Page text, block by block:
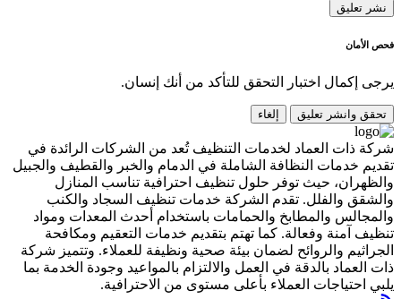
نشر تعليق
فحص الأمان
يرجى إكمال اختبار التحقق للتأكد من أنك إنسان.
تحقق وانشر تعليق إلغاء
شركة ذات العماد لخدمات التنظيف تُعد من الشركات الرائدة في
تقديم خدمات النظافة الشاملة في الدمام والخبر والقطيف والجبيل
والظهران، حيث توفر حلول تنظيف احترافية تناسب المنازل
والشقق والفلل. تقدم الشركة خدمات تنظيف السجاد والكنب
والمجالس والمطابخ والحمامات باستخدام أحدث المعدات ومواد
تنظيف آمنة وفعالة. كما تهتم بتقديم خدمات التعقيم ومكافحة
الجراثيم والروائح لضمان بيئة صحية ونظيفة للعملاء. وتتميز شركة
ذات العماد بالدقة في العمل والالتزام بالمواعيد وجودة الخدمة بما
يلبي احتياجات العملاء بأعلى مستوى من الاحترافية.